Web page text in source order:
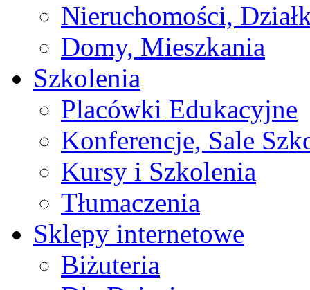
Nieruchomości,
Domy, Mieszkania
Szkolenia
Placówki Edukacyjne
Konferencje, Sale
Kursy i Szkolenia
Tłumaczenia
Sklepy internetowe
Biżuteria